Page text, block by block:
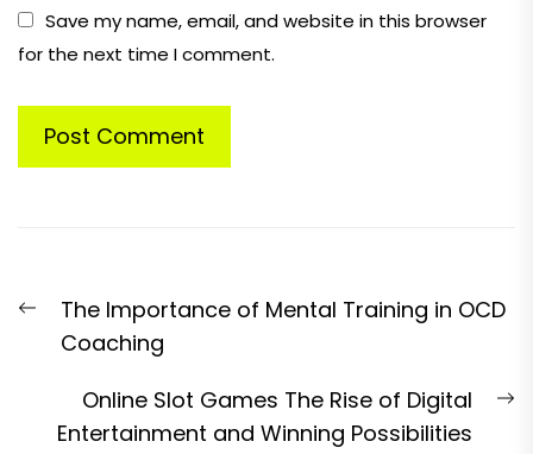
Save my name, email, and website in this browser
for the next time I comment.
navigation
Previous
post:
The Importance of Mental Training in OCD
Coaching
Online Slot Games The Rise of Digital
Entertainment and Winning Possibilities